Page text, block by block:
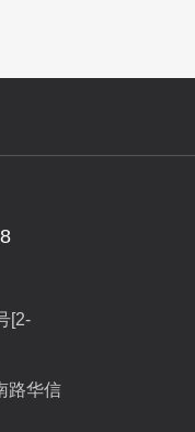
[2-
路华信